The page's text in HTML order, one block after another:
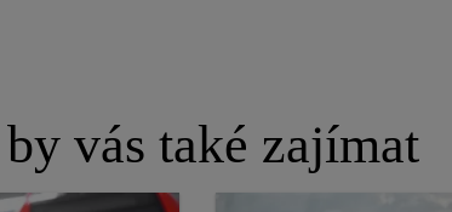
vás také zajímat